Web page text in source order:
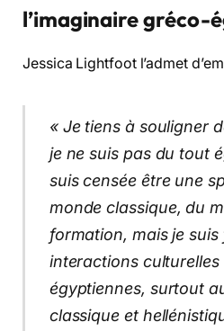
l’imaginaire gréco-
Jessica Lightfoot l’admet
« Je tiens à souligner
je ne suis pas du tout
suis censée être une
monde classique, du
formation, mais je
interactions
égyptiennes, surtout
classique et